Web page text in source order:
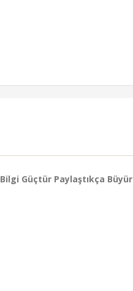
Bilgi Güçtür Paylaştıkça Büyür